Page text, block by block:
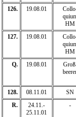
126.
19.08.01
HM
127. 19.08.01
HM
Q. 19.08.01
128.
08.11.01 SN
R.
24.11.-
25.11.01
-